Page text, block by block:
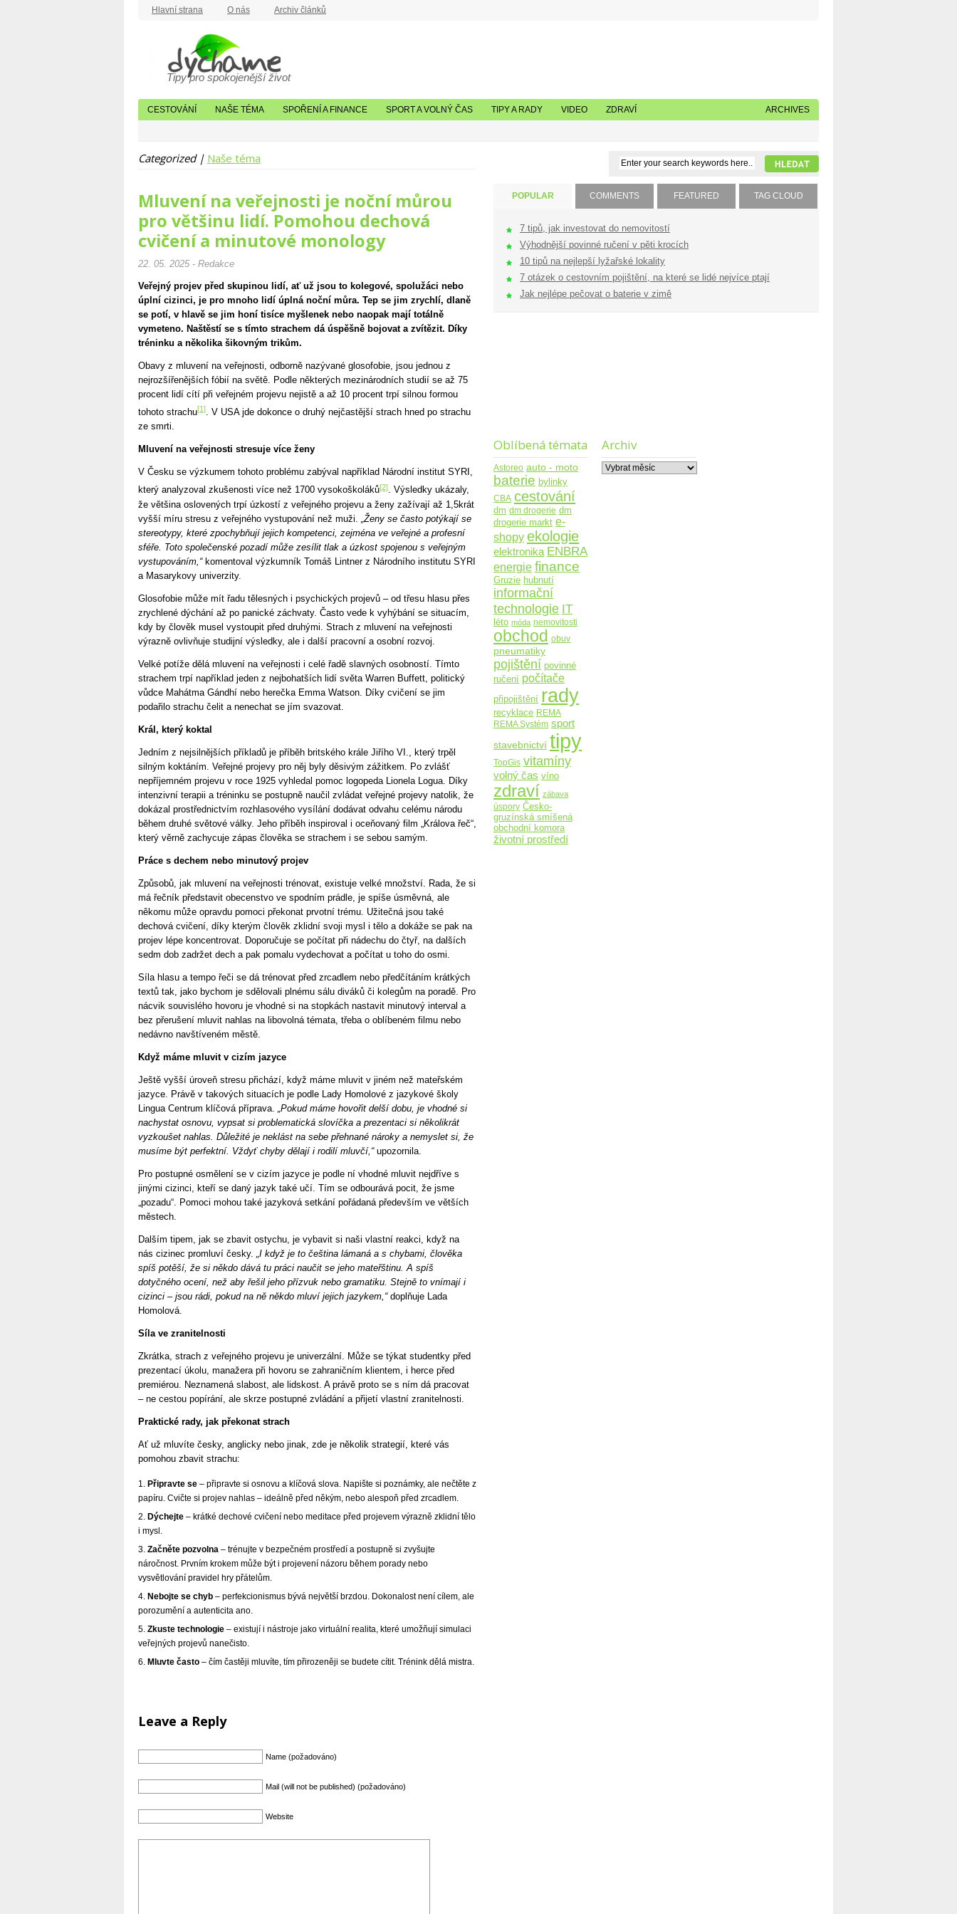
Hlavní strana O nás Archiv článků
Tipy pro spokojenější život
CESTOVÁNÍ NAŠE TÉMA SPOŘENÍ A FINANCE SPORT A VOLNÝ ČAS TIPY A RADY VIDEO ZDRAVÍ ARCHIVES
Categorized | Naše téma
Mluvení na veřejnosti je noční můrou
pro většinu lidí. Pomohou dechová
cvičení a minutové monology
22. 05. 2025 - Redakce
Veřejný projev před skupinou lidí, ať už jsou to kolegové, spolužáci nebo
úplní cizinci, je pro mnoho lidí úplná noční můra. Tep se jim zrychlí, dlaně
se potí, v hlavě se jim honí tisíce myšlenek nebo naopak mají totálně
vymeteno. Naštěstí se s tímto strachem dá úspěšně bojovat a zvítězit. Díky
tréninku a několika šikovným trikům.
Obavy z mluvení na veřejnosti, odborně nazývané glosofobie, jsou jednou z
nejrozšířenějších fóbií na světě. Podle některých mezinárodních studií se až 75
procent lidí cítí při veřejném projevu nejistě a až 10 procent trpí silnou formou
tohoto strachu[1]. V USA jde dokonce o druhý nejčastější strach hned po strachu
ze smrti.
Mluvení na veřejnosti stresuje více ženy
V Česku se výzkumem tohoto problému zabýval například Národní institut SYRI,
který analyzoval zkušenosti více než 1700 vysokoškoláků[2]. Výsledky ukázaly,
že většina oslovených trpí úzkostí z veřejného projevu a ženy zažívají až 1,5krát
vyšší míru stresu z veřejného vystupování než muži.
„Ženy se často potýkají se
stereotypy, které zpochybňují jejich kompetenci, zejména ve veřejné a profesní
sféře. Toto společenské pozadí může zesílit tlak a úzkost spojenou s veřejným
vystupováním,“ komentoval výzkumník Tomáš Lintner z Národního institutu SYRI
a Masarykovy univerzity.
Glosofobie může mít řadu tělesných i psychických projevů – od třesu hlasu přes
zrychlené dýchání až po panické záchvaty. Často vede k vyhýbání se situacím,
kdy by člověk musel vystoupit před druhými. Strach z mluvení na veřejnosti
výrazně ovlivňuje studijní výsledky, ale i další pracovní a osobní rozvoj.
Velké potíže dělá mluvení na veřejnosti i celé řadě slavných osobností. Tímto
strachem trpí například jeden z nejbohatších lidí světa Warren Buffett, politický
vůdce Mahátma Gándhí nebo herečka Emma Watson. Díky cvičení se jim
podařilo strachu čelit a nenechat se jím svazovat.
Král, který koktal
Jedním z nejsilnějších příkladů je příběh britského krále Jiřího VI., který trpěl
silným koktáním. Veřejné projevy pro něj byly děsivým zážitkem. Po zvlášť
nepříjemném projevu v roce 1925 vyhledal pomoc logopeda Lionela Logua. Díky
intenzivní terapii a tréninku se postupně naučil zvládat veřejné projevy natolik, že
dokázal prostřednictvím rozhlasového vysílání dodávat odvahu celému národu
během druhé světové války. Jeho příběh inspiroval i oceňovaný film „Králova řeč“,
který věrně zachycuje zápas člověka se strachem i se sebou samým.
Práce s dechem nebo minutový projev
Způsobů, jak mluvení na veřejnosti trénovat, existuje velké množství. Rada, že si
má řečník představit obecenstvo ve spodním prádle, je spíše úsměvná, ale
někomu může opravdu pomoci překonat prvotní trému. Užitečná jsou také
dechová cvičení, díky kterým člověk zklidní svoji mysl i tělo a dokáže se pak na
projev lépe koncentrovat. Doporučuje se počítat při nádechu do čtyř, na dalších
sedm dob zadržet dech a pak pomalu vydechovat a počítat u toho do osmi.
Síla hlasu a tempo řeči se dá trénovat před zrcadlem nebo předčítáním krátkých
textů tak, jako bychom je sdělovali plnému sálu diváků či kolegům na poradě. Pro
nácvik souvislého hovoru je vhodné si na stopkách nastavit minutový interval a
bez přerušení mluvit nahlas na libovolná témata, třeba o oblíbeném filmu nebo
nedávno navštíveném městě.
Když máme mluvit v cizím jazyce
Ještě vyšší úroveň stresu přichází, když máme mluvit v jiném než mateřském
jazyce. Právě v takových situacích je podle Lady Homolové z jazykové školy
Lingua Centrum klíčová příprava.
„Pokud máme hovořit delší dobu, je vhodné si
nachystat osnovu, vypsat si problematická slovíčka a prezentaci si několikrát
vyzkoušet nahlas. Důležité je neklást na sebe přehnané nároky a nemyslet si, že
musíme být perfektní. Vždyť chyby dělají i rodilí mluvčí,“upozornila.
Pro postupné osmělení se v cizím jazyce je podle ní vhodné mluvit nejdříve s
jinými cizinci, kteří se daný jazyk také učí. Tím se odbourává pocit, že jsme
„pozadu“. Pomoci mohou také jazyková setkání pořádaná především ve větších
městech.
Dalším tipem, jak se zbavit ostychu, je vybavit si naši vlastní reakci, když na
nás cizinec promluví česky.
„I když je to čeština lámaná a s chybami, člověka
spíš potěší, že si někdo dává tu práci naučit se jeho mateřštinu. A spíš
dotyčného ocení, než aby řešil jeho přízvuk nebo gramatiku. Stejně to vnímají i
cizinci – jsou rádi, pokud na ně někdo mluví jejich jazykem,“doplňuje Lada
Homolová.
Síla ve zranitelnosti
Zkrátka, strach z veřejného projevu je univerzální. Může se týkat studentky před
prezentací úkolu, manažera při hovoru se zahraničním klientem, i herce před
premiérou. Neznamená slabost, ale lidskost. A právě proto se s ním dá pracovat
– ne cestou popírání, ale skrze postupné zvládání a přijetí vlastní zranitelnosti.
Praktické rady, jak překonat strach
Ať už mluvíte česky, anglicky nebo jinak, zde je několik strategií, které vás
pomohou zbavit strachu:
Připravte se – připravte si osnovu a klíčová slova. Napište si poznámky, ale nečtěte z
papíru. Cvičte si projev nahlas – ideálně před někým, nebo alespoň před zrcadlem.
Dýchejte – krátké dechové cvičení nebo meditace před projevem výrazně zklidní tělo
i mysl.
Začněte pozvolna – trénujte v bezpečném prostředí a postupně si zvyšujte
náročnost. Prvním krokem může být i projevení názoru během porady nebo
vysvětlování pravidel hry přátelům.
Nebojte se chyb – perfekcionismus bývá největší brzdou. Dokonalost není cílem, ale
porozumění a autenticita ano.
Zkuste technologie – existují i nástroje jako virtuální realita, které umožňují simulaci
veřejných projevů nanečisto.
Mluvte často – čím častěji mluvíte, tím přirozeněji se budete cítit. Trénink dělá mistra.
Leave a Reply
Name (požadováno)
Mail (will not be published) (požadováno)
Website
POPULAR COMMENTS FEATURED TAG CLOUD
7 tipů, jak investovat do nemovitostí
Výhodnější povinné ručení v pěti krocích
10 tipů na nejlepší lyžařské lokality
7 otázek o cestovním pojištění, na které se lidé nejvíce ptají
Jak nejlépe pečovat o baterie v zimě
Oblíbená témata
Astoreo auto - moto
baterie bylinky
CBA cestování
dm dm drogerie dm
drogerie markt e-
shopy ekologie
elektronika ENBRA
energie finance
Gruzie hubnutí
informační
technologie IT
léto móda nemovitosti
obchod obuv
pneumatiky
pojištění povinné
ručení počítače
připojištění rady
recyklace REMA
REMA Systém sport
stavebnictví tipy
TopGis vitamíny
volný čas víno
zdraví zábava
úspory Česko-
gruzínská smíšená
obchodní komora
životní prostředí
Archiv
Archiv